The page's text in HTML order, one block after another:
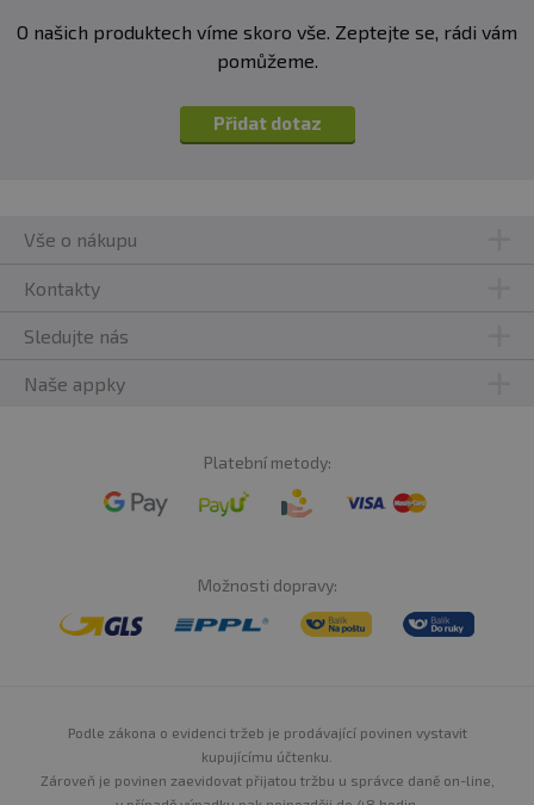
O našich produktech víme skoro vše. Zeptejte se, rádi vám
pomůžeme.
Přidat dotaz
Vše o nákupu
Kontakty
Sledujte nás
Naše appky
Platební metody:
Možnosti dopravy:
Podle zákona o evidenci tržeb je prodávající povinen vystavit
kupujícímu účtenku.
Zároveň je povinen zaevidovat přijatou tržbu u správce daně on-line,